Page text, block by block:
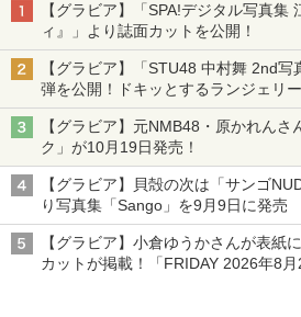
【グラビア】「SPA!デジタル写真集
ィ』」より誌面カットを公開！
【グラビア】「STU48 中村舞 2nd
弾を公開！ドキッとするランジェリ
【グラビア】元NMB48・原かれん
ク」が10月19日発売！
【グラビア】貝殻の次は「サンゴ
り写真集「Sango」を9月9日に発売
【グラビア】小倉ゆうかさんが表紙
カットが掲載！「FRIDAY 2026年8